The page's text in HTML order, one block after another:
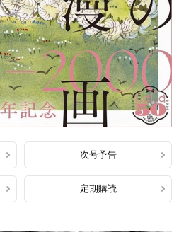
次号予告
定期購読